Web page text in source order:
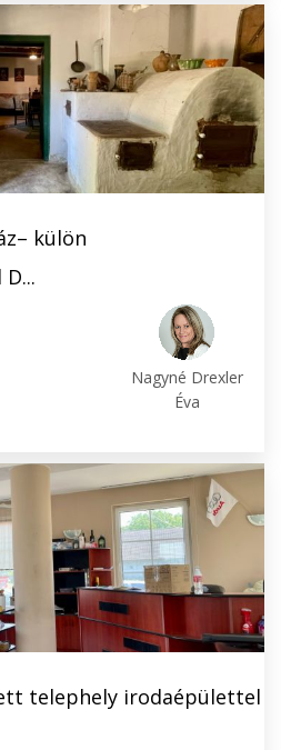
külön
Nagyné Drexler
Éva
telephely irodaépülettel